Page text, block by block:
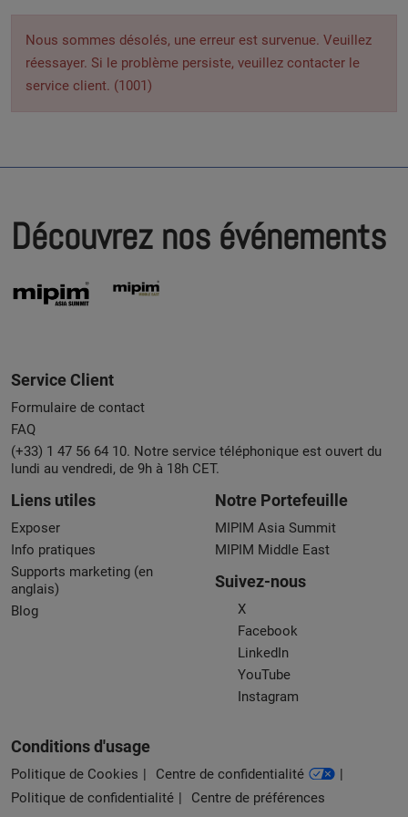
Nous sommes désolés, une erreur est survenue. Veuillez
réessayer. Si le problème persiste, veuillez contacter le
service client. (1001)
Découvrez nos événements
Service Client
Formulaire de contact
FAQ
(+33) 1 47 56 64 10. Notre service téléphonique est ouvert du
lundi au vendredi, de 9h à 18h CET.
Liens utiles
Exposer
Info pratiques
Supports marketing (en
anglais)
Blog
Notre Portefeuille
MIPIM Asia Summit
MIPIM Middle East
Suivez-nous
X
Facebook
LinkedIn
YouTube
Instagram
Conditions d'usage
Politique de Cookies
Centre de confidentialité
Politique de confidentialité
Centre de préférences